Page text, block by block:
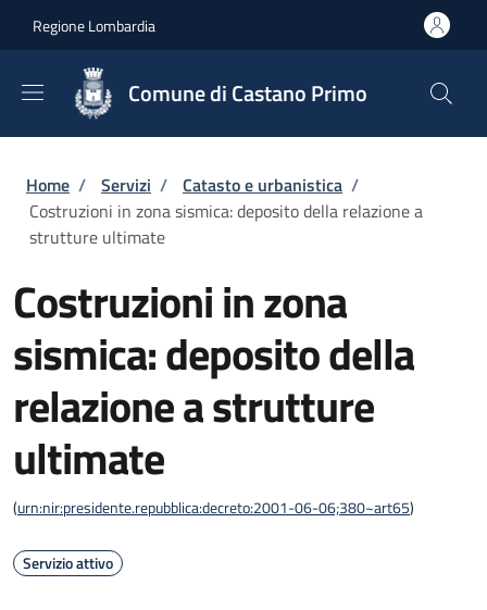
Regione Lombardia
Comune di Castano Primo
Briciole di pane
Home / Servizi / Catasto e urbanistica /
Costruzioni in zona sismica: deposito della relazione a
strutture ultimate
Costruzioni in zona
sismica: deposito della
relazione a strutture
ultimate
(urn:nir:presidente.repubblica:decreto:2001-06-06;380~art65)
Servizio attivo